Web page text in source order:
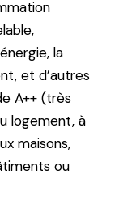
la
et d’autres
A++ (très
logement, à
maisons,
ou